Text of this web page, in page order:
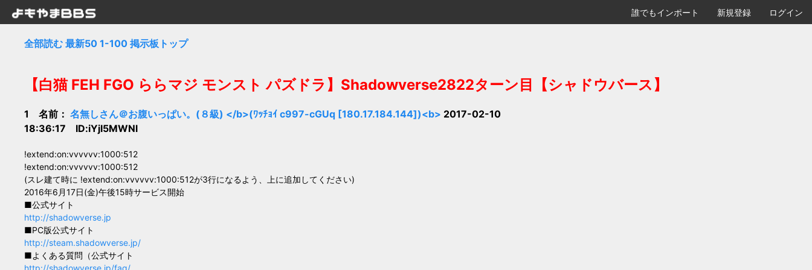
誰でもインポート 新規登録 ログイン
全部読む 最新50 1-100 掲示板トップ
【白猫 FEH FGO ららマジ モンスト パズドラ】Shadowverse2822ターン目【シャドウバース】
1 名前： 名無しさん＠お腹いっぱい。(８級) </b>(ﾜｯﾁｮｲ c997-cGUq [180.17.184.144])<b> 2017-02-10
18:36:17 ID:iYjI5MWNl
!extend:on:vvvvvv:1000:512
!extend:on:vvvvvv:1000:512
(スレ建て時に !extend:on:vvvvvv:1000:512が3行になるよう、上に追加してください)
2016年6月17日(金)午後15時サービス開始
■公式サイト
http://shadowverse.jp
■PC版公式サイト
http://steam.shadowverse.jp/
■よくある質問（公式サイト
http://shadowverse.jp/faq/